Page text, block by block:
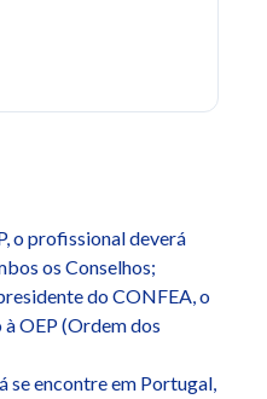
o profissional deverá
os Conselhos;
do CONFEA, o
OEP (Ordem dos
se encontre em Portugal,